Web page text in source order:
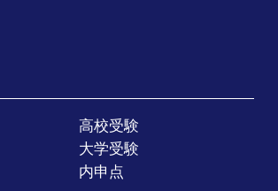
高校受験
大学受験
内申点